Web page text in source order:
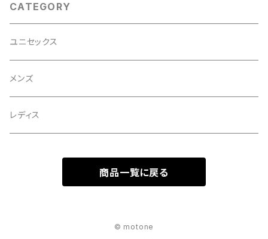
CATEGORY
ユニセックス
メンズ
レディス
商品一覧に戻る
© motone